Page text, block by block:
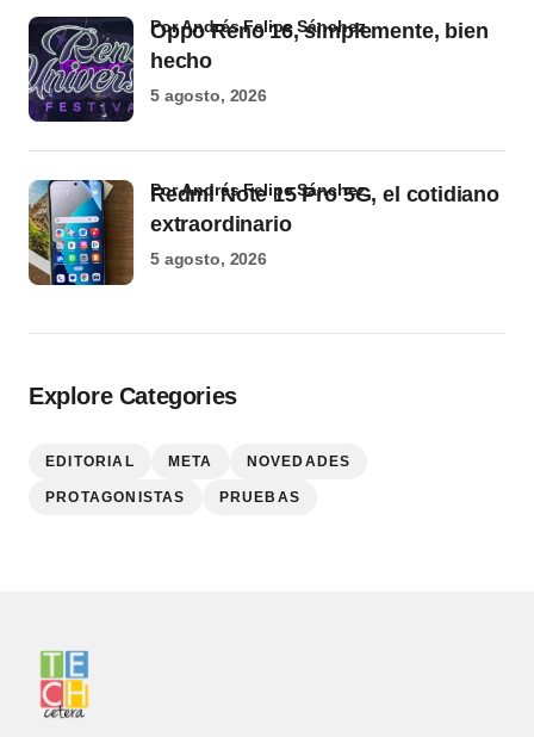
Oppo Reno 16, simplemente, bien
hecho
por Andrés Felipe Sánchez
5 agosto, 2026
Redmi Note 15 Pro 5G, el cotidiano
extraordinario
por Andrés Felipe Sánchez
5 agosto, 2026
Explore Categories
EDITORIAL META NOVEDADES
PROTAGONISTAS PRUEBAS